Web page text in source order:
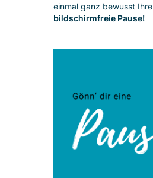
einmal ganz bewusst Ihre
bildschirmfreie Pause!